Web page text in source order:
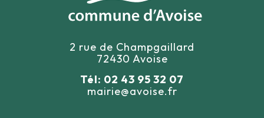
2 rue de Champgaillard
72430 Avoise
Tél: 02 43 95 32 07
mairie@avoise.fr